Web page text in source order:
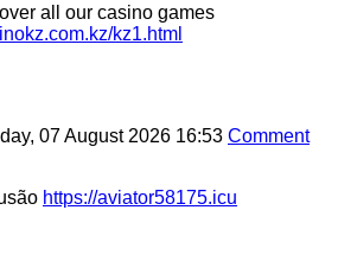
all our casino games
kz1.html
07 August 2026 16:53 Comment
https://aviator58175.icu